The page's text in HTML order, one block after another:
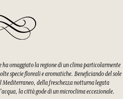
ha omaggiato la regione di un clima particolarmente
specie floreali e aromatiche. Beneficiando del sole
Mediterraneo, della freschezza notturna legata
la città gode di un microclima eccezionale.